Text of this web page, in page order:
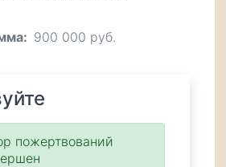
900 000 руб.
пожертвований